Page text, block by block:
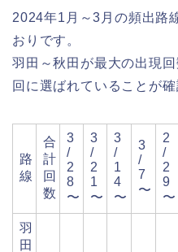
2024年1月～3月の頻出路
おりです。
羽田～秋田が最大の出現
回に選ばれていることが確
路
線
合
計
回
数
3
/
2
8
〜
3
/
2
1
〜
3
/
1
4
〜
3
/
7
〜
2
/
2
9
〜
羽
田